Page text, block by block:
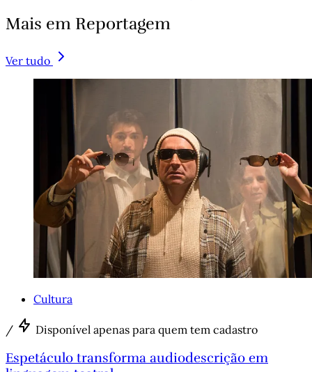
Mais em Reportagem
Ver tudo
Cultura
/ Disponível apenas para quem tem cadastro
Espetáculo transforma audiodescrição em